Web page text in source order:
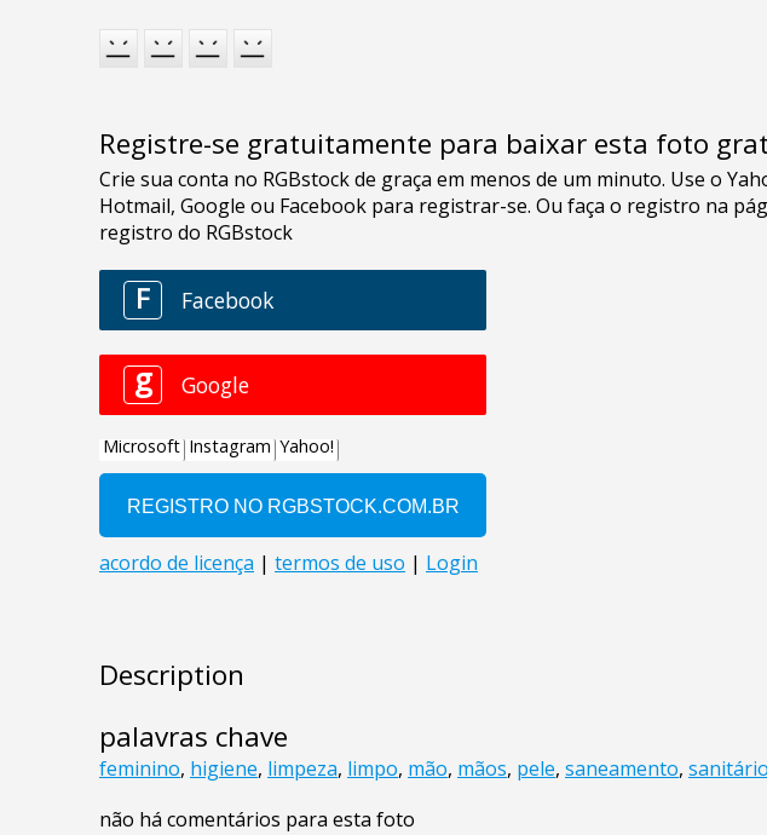
Registre-se gratuitamente para baixar esta foto
Description
palavras chave
feminino, higiene, limpeza, limpo, mão, mãos, pele, saneamento, sanitário
não há comentários para esta foto